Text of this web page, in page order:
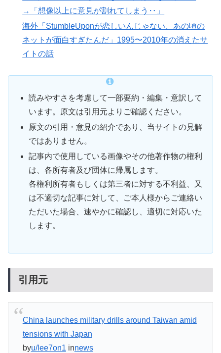
→「想像以上に意見が割れてしまう‥」
海外「StumbleUponが恋しいんじゃない、あの頃の
ネットが面白すぎたんだ」1995〜2010年の消えたサ
イトの話
読みやすさを考慮して一部要約・編集・意訳して
います。原文は引用元よりご確認ください。
原文の引用・意見の紹介であり、当サイトの見解
ではありません。
記事内で使用している画像やその他著作物の権利
は、各所有者及び団体に帰属します。
各権利所有者もしくは第三者に対する不利益、又
は不適切な記事に対して、ご本人様からご連絡い
ただいた場合、速やかに確認し、適切に対応いた
します。
引用元
China launches military drills around Taiwan amid
tensions with Japan
byu/lee7on1 innews